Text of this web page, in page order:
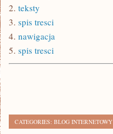
2. teksty
3. spis tresci
4. nawigacja
5. spis tresci
CATEGORIES: BLOG INTERNETOWY